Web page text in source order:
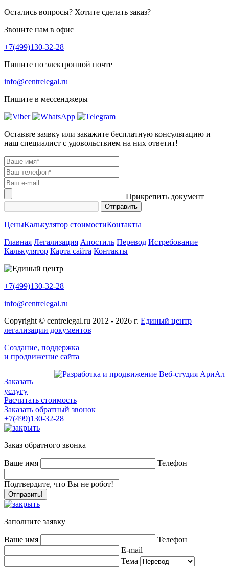
Остались вопросы? Хотите сделать заказ?
Звоните нам в офис
+7(499)130-32-28
Пишите по электронной почте
info@centrelegal.ru
Пишите в мессенджеры
Оставьте заявку или закажите бесплатную консультацию и
наш специалист с удовольствием на них ответит!
Прикрепить документ
ЦеныКалькулятор стоимостиКонтакты
Главная Легализация Апостиль Перевод Истребование
Калькулятор Карта сайта Контакты
+7(499)130-32-28
info@centrelegal.ru
Copyright © centrelegal.ru 2012 - 2026 г. Единый центр
легализации документов
Создание, поддержка
и продвижение сайта
Заказать
услугу
Расчитать стоимость
Заказать обратный звонок
+7(499)130-32-28
Заказ обратного звонка
Ваше имя Телефон
Подтвердите, что Вы не робот!
Заполните заявку
Ваше имя
Телефон
E-mail
Тема